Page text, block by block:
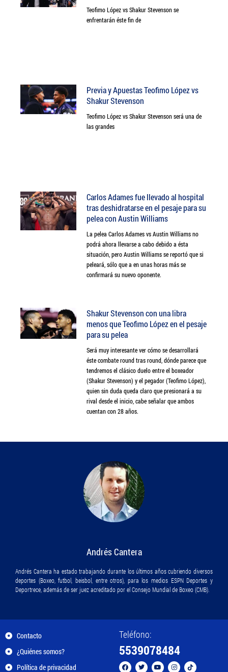
Teofimo López vs Shakur Stevenson se
enfrentarán éste fin de
Previa y Apuestas Teofimo López vs
Shakur Stevenson
Teofimo López vs Shakur Stevenson será una de
las grandes
Carlos Adames fue llevado al hospital
tras deshidratarse en el pesaje para su
pelea con Austin Williams
La pelea Carlos Adames vs Austin Williams no
podrá ahora llevarse a cabo debido a ésta
situación, pero Austin Williams se reportó que si
peleará, sólo que a en unas horas más se
confirmará su nuevo oponente.
Shakur Stevenson con una libra
menos que Teofimo López en el pesaje
para su pelea
Será muy interesante ver cómo se desarrollará
éste combate round tras round, dónde parece que
tendremos el clásico duelo entre el boxeador
(Shakur Stevenson) y el pegador (Teofimo López),
quien sin duda queda claro que presionará a su
rival desde el inicio, cabe señalar que ambos
cuentan con 28 años.
Andrés Cantera
Andrés Cantera ha estado trabajando durante los últimos años cubriendo diversos
deportes (Boxeo, futbol, beisbol, entre otros), para los medios ESPN Deportes y
Deportrece, además de ser juez acreditado por el Consejo Mundial de Boxeo (CMB).
Contacto
¿Quiénes somos?
Política de privacidad
Teléfono:
5539078484